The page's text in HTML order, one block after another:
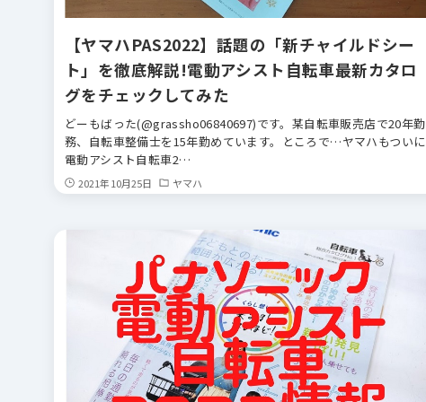
【ヤマハPAS2022】話題の「新チャイルドシー
ト」を徹底解説!電動アシスト自転車最新カタロ
グをチェックしてみた
どーもばった(@grassho06840697)です。某自転車販売店で20年勤
務、自転車整備士を15年勤めています。ところで…ヤマハもついに
電動アシスト自転車2…
2021年10月25日 ヤマハ